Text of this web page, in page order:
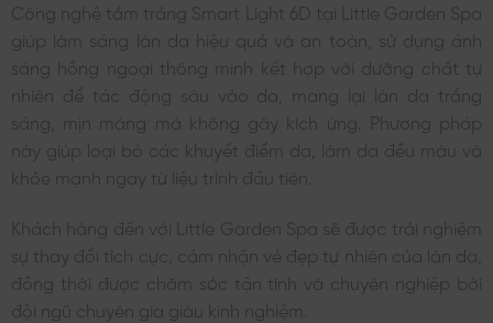
Công nghệ tắm trắng Smart Light 6D tại Little Garden Spa
giúp làm sáng làn da hiệu quả và an toàn, sử dụng ánh
sáng hồng ngoại thông minh kết hợp với dưỡng chất tự
nhiên để tác động sâu vào da, mang lại làn da trắng
sáng, mịn màng mà không gây kích ứng. Phương pháp
này giúp loại bỏ các khuyết điểm da, làm da đều màu và
khỏe mạnh ngay từ liệu trình đầu tiên.
Khách hàng đến với Little Garden Spa sẽ được trải nghiệm
sự thay đổi tích cực, cảm nhận vẻ đẹp tự nhiên của làn da,
đồng thời được chăm sóc tận tình và chuyên nghiệp bởi
đội ngũ chuyên gia giàu kinh nghiệm.